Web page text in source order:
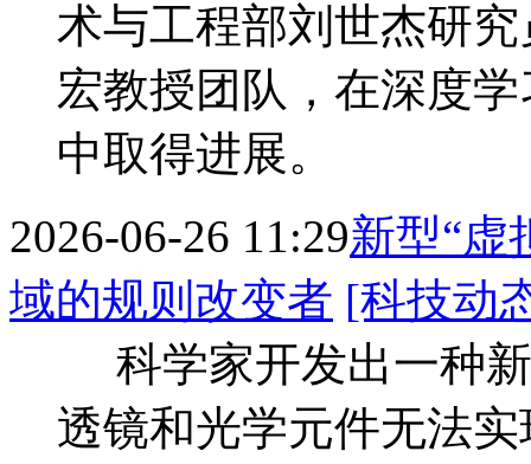
术与工程部刘世杰研
宏教授团队，在深度
中取得进展。
2026-06-26 11:29新型“虚
域的规则改变者 [科技动
科学家开发出一种新
透镜和光学元件无法